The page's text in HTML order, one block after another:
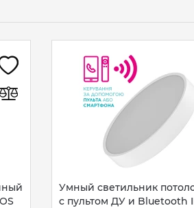
Умный светильник
c пультом ДУ и Bluetooth